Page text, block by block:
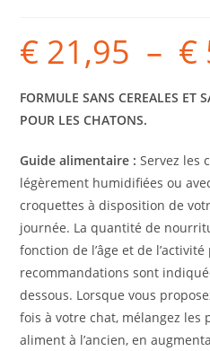
€ 21,95 – €
FORMULE SANS CEREALES ET
POUR LES CHATONS.
Guide alimentaire : Servez les
légèrement humidifiées ou
croquettes à disposition de
journée. La quantité de
fonction de l’âge et de
recommandations sont
dessous. Lorsque vous
fois à votre chat, mélangez les
aliment à l’ancien, en